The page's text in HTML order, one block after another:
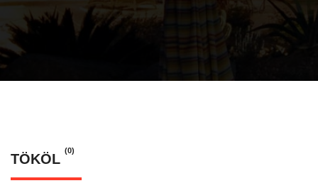
TÖKÖL
(0)